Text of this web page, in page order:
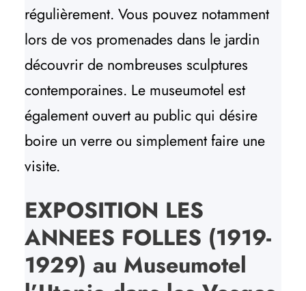
régulièrement. Vous pouvez notamment
lors de vos promenades dans le jardin
découvrir de nombreuses sculptures
contemporaines. Le museumotel est
également ouvert au public qui désire
boire un verre ou simplement faire une
visite.
EXPOSITION LES
ANNEES FOLLES (1919-
1929) au Museumotel